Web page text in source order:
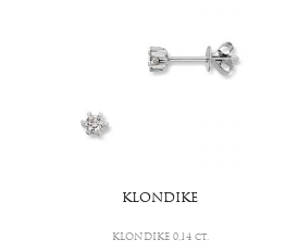
KLONDIKE
KLONDIKE 0,14 ct.